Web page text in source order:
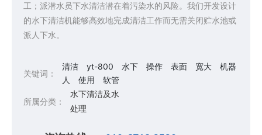
工；派潜水员下水清洁潜在着污染水的风险。我们开发设计
的水下清洁机能够高效地完成清洁工作而无需关闭贮水池或
派人下水。
关键词：
清洁 yt-800 水下 操作 表面 宽大
机器
人
使用 软管
所属分类：
水下清洁及水
处理